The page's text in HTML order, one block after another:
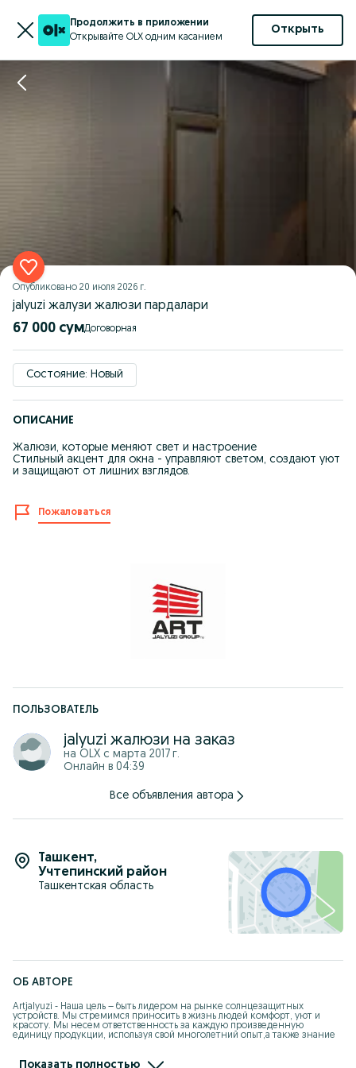
Продолжить в приложении
Открывайте OLX одним касанием
Открыть
Опубликовано 20 июля 2026 г.
jalyuzi жалузи жалюзи пардалари
67 000 сум Договорная
Состояние: Новый
ОПИСАНИЕ
Жалюзи, которые меняют свет и настроение
Стильный акцент для окна - управляют светом, создают уют
и защищают от лишних взглядов.
Пожаловаться
ПОЛЬЗОВАТЕЛЬ
jalyuzi жалюзи на заказ
на OLX с марта 2017 г.
Онлайн в 04:39
Все объявления автора
Ташкент,
Учтепинский район
Ташкентская область
ОБ АВТОРЕ
Artjalyuzi - Наша цель – быть лидером на рынке солнцезащитных
устройств. Мы стремимся приносить в жизнь людей комфорт, уют и
красоту. Мы несем ответственность за каждую произведенную
единицу продукции, используя свой многолетний опыт,а также знание
Показать полностью